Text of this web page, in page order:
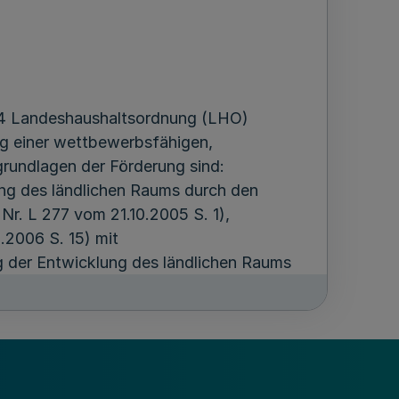
(LHO)
einer wettbewerbsfähigen,
der Förderung sind:
des ländlichen Raums durch den
L 277 vom 21.10.2005 S. 1),
S. 15) mit
Entwicklung des ländlichen Raums
S. 74) mit